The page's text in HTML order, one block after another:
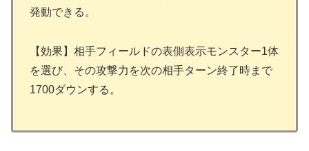
発動できる。
【効果】相手フィールドの表側表示モンスター1体
を選び、その攻撃力を次の相手ターン終了時まで
1700ダウンする。